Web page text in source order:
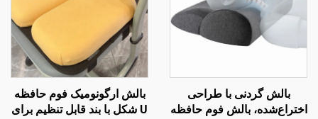
بالش گردنی با طراحی
اختراع‌شده، بالش فوم حافظه
بالش ارگونومیک فوم حافظه
U شکل با بند قابل تنظیم برای